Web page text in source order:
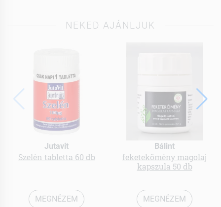
NEKED AJÁNLJUK
Jutavit
Szelén tabletta 60 db
MEGNÉZEM
Bálint
feketekömény magolaj
kapszula 50 db
MEGNÉZEM